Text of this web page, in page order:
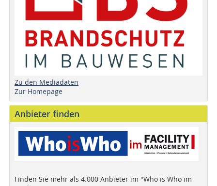
Zu den Mediadaten
Zur Homepage
Anbieter finden
Finden Sie mehr als 4.000 Anbieter im "Who is Who im